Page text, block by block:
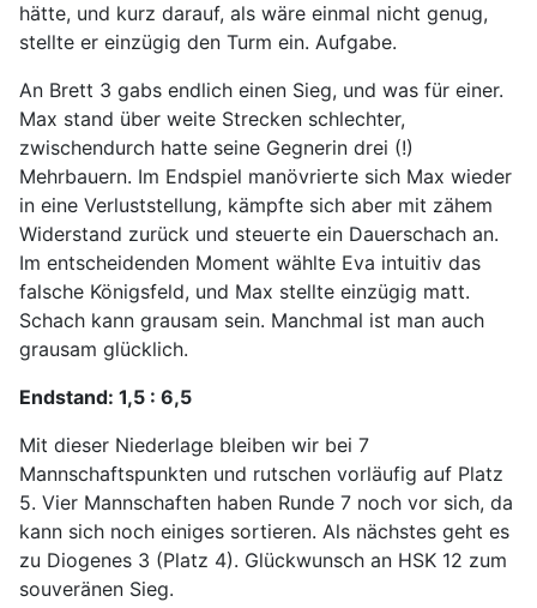
hätte, und kurz darauf, als wäre einmal nicht genug,
stellte er einzügig den Turm ein. Aufgabe.
An Brett 3 gabs endlich einen Sieg, und was für einer.
Max stand über weite Strecken schlechter,
zwischendurch hatte seine Gegnerin drei (!)
Mehrbauern. Im Endspiel manövrierte sich Max wieder
in eine Verluststellung, kämpfte sich aber mit zähem
Widerstand zurück und steuerte ein Dauerschach an.
Im entscheidenden Moment wählte Eva intuitiv das
falsche Königsfeld, und Max stellte einzügig matt.
Schach kann grausam sein. Manchmal ist man auch
grausam glücklich.
Endstand: 1,5 : 6,5
Mit dieser Niederlage bleiben wir bei 7
Mannschaftspunkten und rutschen vorläufig auf Platz
5. Vier Mannschaften haben Runde 7 noch vor sich, da
kann sich noch einiges sortieren. Als nächstes geht es
zu Diogenes 3 (Platz 4). Glückwunsch an HSK 12 zum
souveränen Sieg.